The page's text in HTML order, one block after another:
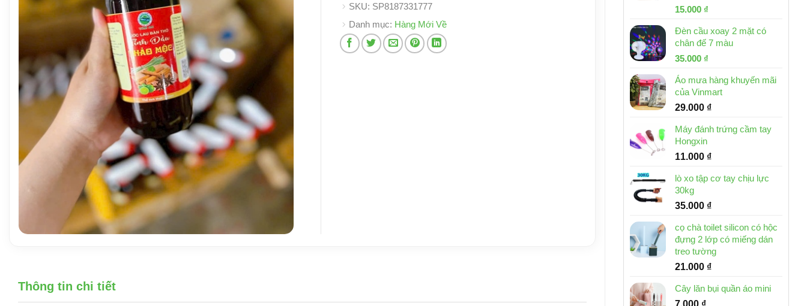
Giá
là:
32.000 ₫.
15.000 ₫
tại
là:
Đèn cầu xoay 2 mặt có
chân đế 7 màu
Giá
là:
46.000 ₫.
35.000 ₫
tại
là:
35.000 ₫.
Áo mưa hàng khuyến mãi
của Vinmart
29.000 ₫
Máy đánh trứng cầm tay
Hongxin
11.000 ₫
lò xo tập cơ tay chịu lực
30kg
35.000 ₫
cọ chà toilet silicon có hộc
đựng 2 lớp có miếng dán
treo tường
21.000 ₫
Cây lăn bụi quần áo mini
7.000 ₫
SKU: SP8187331777
Danh mục: Hàng Mới Về
Thông tin chi tiết